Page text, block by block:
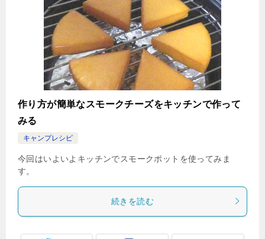
作り方が簡単なスモークチーズをキッチンで作って
みる
キャンプレシピ
今回はいよいよキッチンでスモークポットを使ってみま
す。
続きを読む